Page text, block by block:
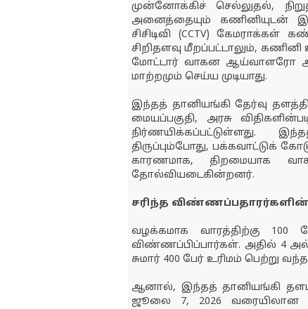
முன்னோக்கிச் செல்லுதல்,
அனைத்தையும் கணினியுடன்
சிசிடிவி (CCTV)
சிறிதளவு மீறப்பட்டாலும், கணினி
மோட்டார் வாகன ஆய்வாளரோ
மாற்றமும் செய்ய முடியாது.
இந்தத் தானியங்கி தேர்வு
மையப்பகுதி, அரசு
நிர்ணயிக்கப்பட்டுள்ளது.
திருப்பும்போது, பக்கவாட்டுக்
காரணமாக, திறமையாக
தோல்வியடைகின்றனர்.
சரிந்த
வழக்கமாக வாரத்திற்கு 100
விண்ணப்பிப்பார்கள். அதில் 4
சுமார் 400 பேர் உரிமம் பெற்று
ஆனால், இந்தத் தானியங்கி
ஜூலை 7, 2026 வரையிலான